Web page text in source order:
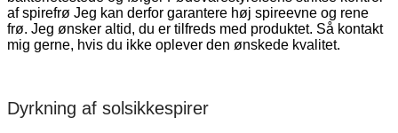
af spirefrø Jeg kan derfor garantere høj spireevne og rene
frø. Jeg ønsker altid, du er tilfreds med produktet. Så kontakt
mig gerne, hvis du ikke oplever den ønskede kvalitet.
Dyrkning af solsikkespirer